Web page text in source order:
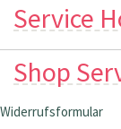
Service
Shop
Widerrufsformular